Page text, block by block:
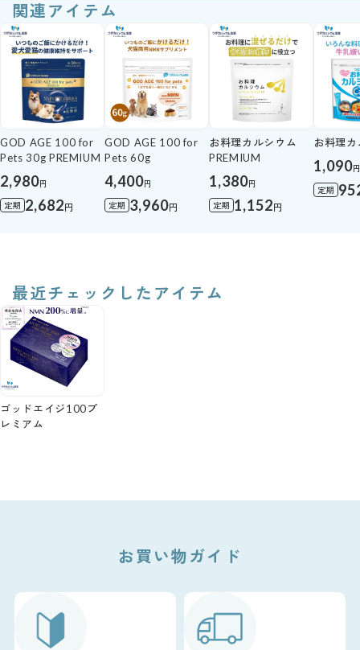
関連アイテム
GOD AGE 100 for
Pets 30g PREMIUM
2,980円
定期 2,682円
GOD AGE 100 for
Pets 60g
4,400円
定期 3,960円
お料理カルシウム
PREMIUM
1,380円
定期 1,152円
お料理
1,090円
定期
最近チェックしたアイテム
ゴッドエイジ100プ
レミアム
お買い物ガイド